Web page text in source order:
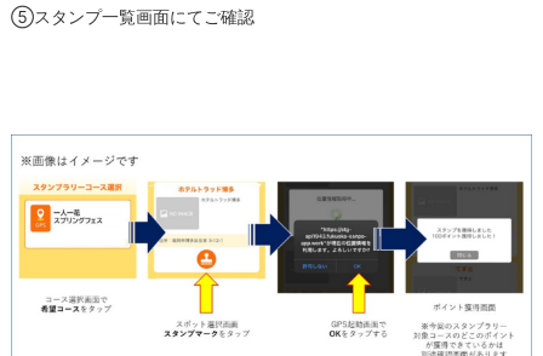
⑤スタンプ一覧画面にてご確認